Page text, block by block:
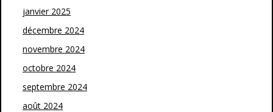
janvier 2025
décembre 2024
novembre 2024
octobre 2024
septembre 2024
août 2024